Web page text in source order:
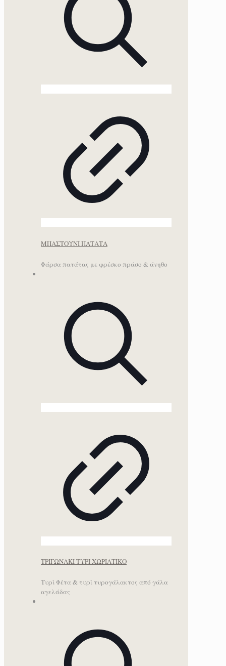
ΜΠΑΣΤΟΥΝΙ ΠΑΤΑΤΑ
Φάρσα πατάτας με φρέσκο πράσο & άνηθο
ΤΡΙΓΩΝΑΚΙ ΤΥΡΙ ΧΩΡΙΑΤΙΚΟ
Τυρί Φέτα & τυρί τυρογάλακτος από γάλα
αγελάδας